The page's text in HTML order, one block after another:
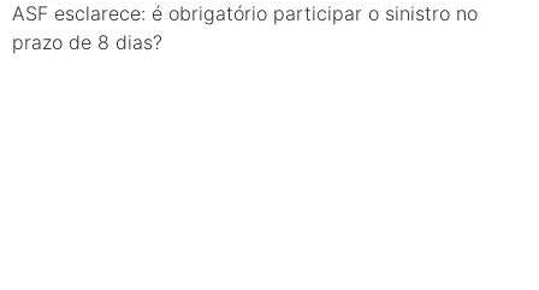
ASF esclarece: é obrigatório participar o sinistro no
prazo de 8 dias?